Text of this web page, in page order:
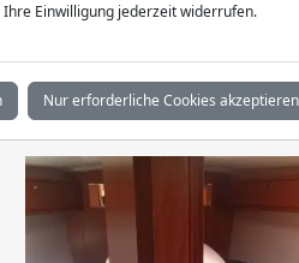
Ihre Einwilligung jederzeit widerrufen.
Nur erforderliche Cookies akzeptieren